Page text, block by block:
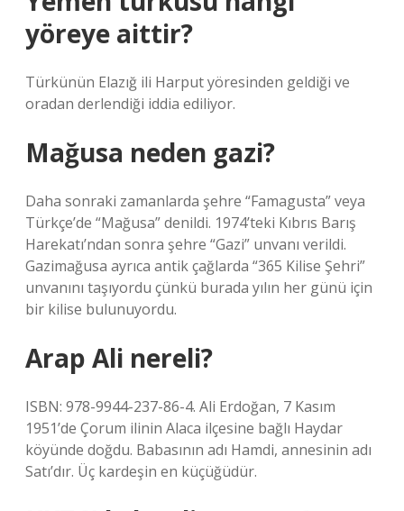
yöreye aittir?
Türkünün Elazığ ili Harput yöresinden geldiği ve
oradan derlendiği iddia ediliyor.
Mağusa neden gazi?
Daha sonraki zamanlarda şehre “Famagusta” veya
Türkçe’de “Mağusa” denildi. 1974’teki Kıbrıs Barış
Harekatı’ndan sonra şehre “Gazi” unvanı verildi.
Gazimağusa ayrıca antik çağlarda “365 Kilise Şehri”
unvanını taşıyordu çünkü burada yılın her günü için
bir kilise bulunuyordu.
Arap Ali nereli?
ISBN: 978-9944-237-86-4. Ali Erdoğan, 7 Kasım
1951’de Çorum ilinin Alaca ilçesine bağlı Haydar
köyünde doğdu. Babasının adı Hamdi, annesinin adı
Satı’dır. Üç kardeşin en küçüğüdür.